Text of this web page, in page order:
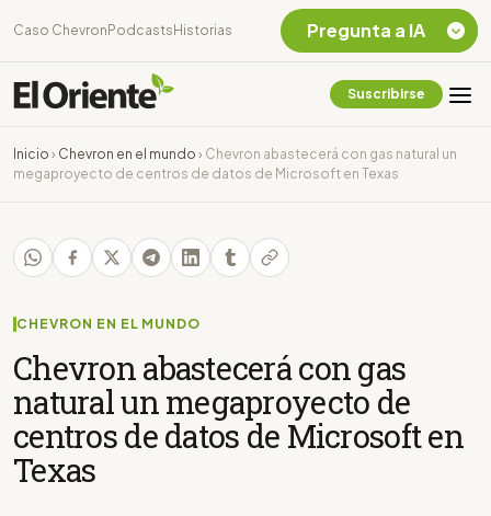
Caso Chevron Podcasts Historias
Suscribirse
Inicio › Chevron en el mundo › Chevron abastecerá con gas natural un
megaproyecto de centros de datos de Microsoft en Texas
CHEVRON EN EL MUNDO
Chevron abastecerá con gas
natural un megaproyecto de
centros de datos de Microsoft en
Texas
Pregunta a IA
Chevron Ecuador